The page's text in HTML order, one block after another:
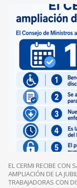
EL CERMI RECIBE CON
AMPLIACIÓN DE LA
TRABAJADORAS CON